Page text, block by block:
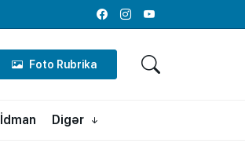
FacebookInstagramYoutube
Foto Rubrika
İdman Digər